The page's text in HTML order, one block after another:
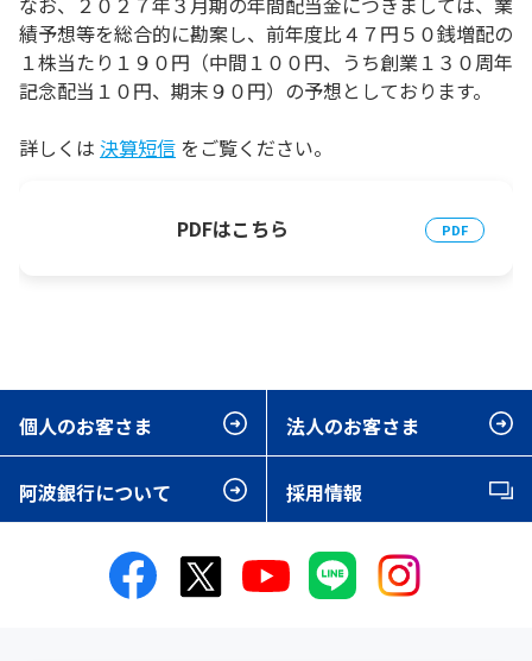
績予想等を総合的に勘案し、前年度比４７円５０銭増配の
１株当たり１９０円（中間１００円、うち創業１３０周年
記念配当１０円、期末９０円）の予想としております。
詳しくは 決算短信 をご覧ください。
PDFはこちら
個人のお客さま 法人のお客さま
阿波銀行について 採用情報